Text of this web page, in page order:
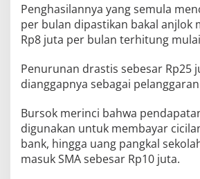
Penghasilannya yang semula
per bulan dipastikan bakal anjlok
Rp8 juta per bulan terhitung mulai
Penurunan drastis sebesar Rp25
dianggapnya sebagai
Bursok merinci bahwa
digunakan untuk membayar
bank, hingga uang pangkal
masuk SMA sebesar Rp10 juta.